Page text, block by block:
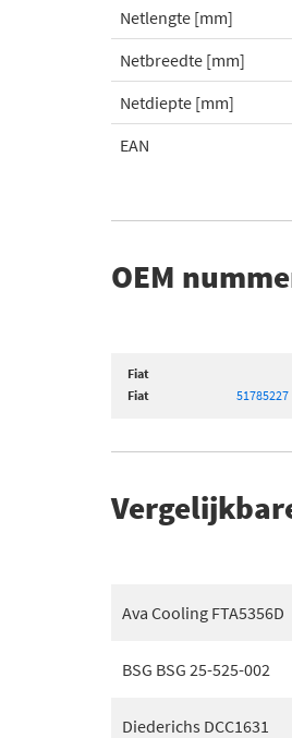
Netlengte [mm]
Netbreedte [mm]
Netdiepte [mm]
EAN
OEM
Fiat
Fiat
51785227
Ava Cooling FTA5356D
BSG BSG 25-525-002
Diederichs DCC1631